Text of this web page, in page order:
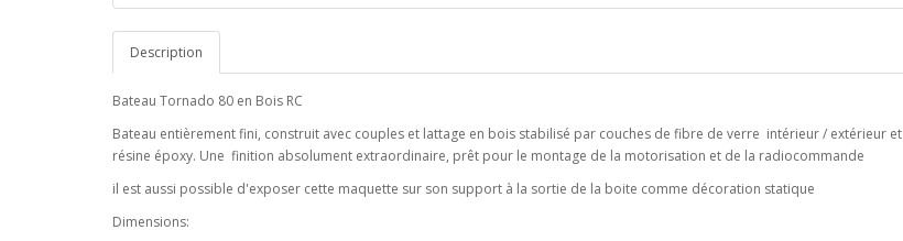
Description
Bateau Tornado 80 en Bois RC
Bateau entièrement fini, construit avec couples et lattage en bois stabilisé par couches de fibre de verre intérieur / extérieur et
résine époxy. Une finition absolument extraordinaire, prêt pour le montage de la motorisation et de la radiocommande
il est aussi possible d'exposer cette maquette sur son support à la sortie de la boite comme décoration statique
Dimensions: